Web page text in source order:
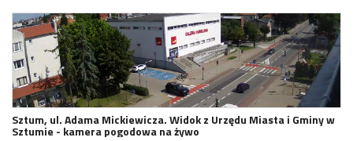
Sztum, ul. Adama Mickiewicza. Widok z Urzędu Miasta i Gminy w
Sztumie - kamera pogodowa na żywo